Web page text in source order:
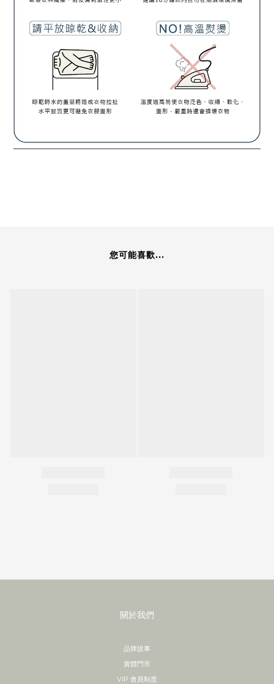
您可能喜歡...
關於我們
品牌故事
實體門市
VIP 會員制度